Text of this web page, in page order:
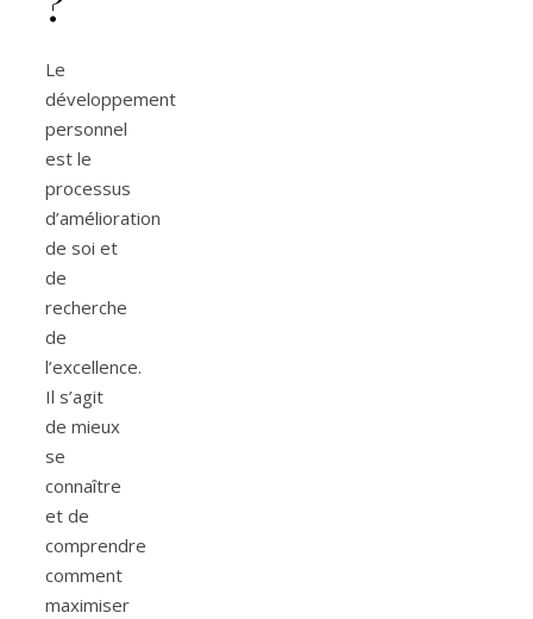
Le
développement
personnel
est le
processus
d’amélioration
de soi et
de
recherche
de
l’excellence.
Il s’agit
de mieux
se
connaître
et de
comprendre
comment
maximiser